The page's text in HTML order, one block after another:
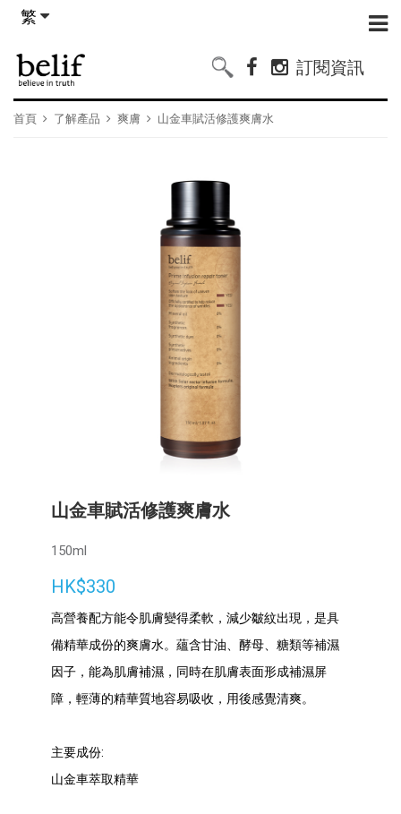
繁
訂閱資訊
首頁 了解產品 爽膚 山金車賦活修護爽膚水
山金車賦活修護爽膚水
150ml
HK$330
高營養配方能令肌膚變得柔軟，減少皺紋出現，是具
備精華成份的爽膚水。蘊含甘油、酵母、糖類等補濕
因子，能為肌膚補濕，同時在肌膚表面形成補濕屏
障，輕薄的精華質地容易吸收，用後感覺清爽。
主要成份:
山金車萃取精華